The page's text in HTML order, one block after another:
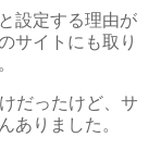
設定する理由が
サイトにも取り
だったけど、サ
ありました。